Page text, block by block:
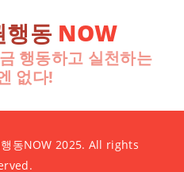
행동 NOW
행동하고 실천하는
없다!
동NOW 2025. All rights